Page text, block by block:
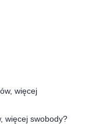
więcej swobody?